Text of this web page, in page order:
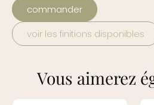
commander
voir les finitions disponibles
Vous aimerez